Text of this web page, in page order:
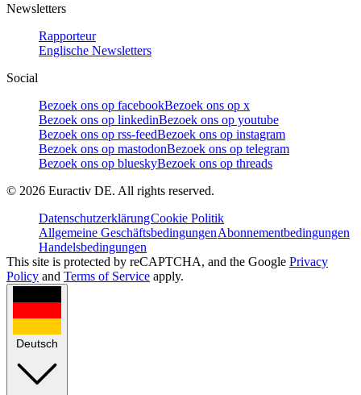
Newsletters
Rapporteur
Englische Newsletters
Social
Bezoek ons op facebookBezoek ons op x
Bezoek ons op linkedinBezoek ons op youtube
Bezoek ons op rss-feedBezoek ons op instagram
Bezoek ons op mastodonBezoek ons op telegram
Bezoek ons op blueskyBezoek ons op threads
© 2026 Euractiv DE. All rights reserved.
DatenschutzerklärungCookie Politik
Allgemeine GeschäftsbedingungenAbonnementbedingungen
Handelsbedingungen
This site is protected by reCAPTCHA, and the Google Privacy
Policy and Terms of Service apply.
Deutsch